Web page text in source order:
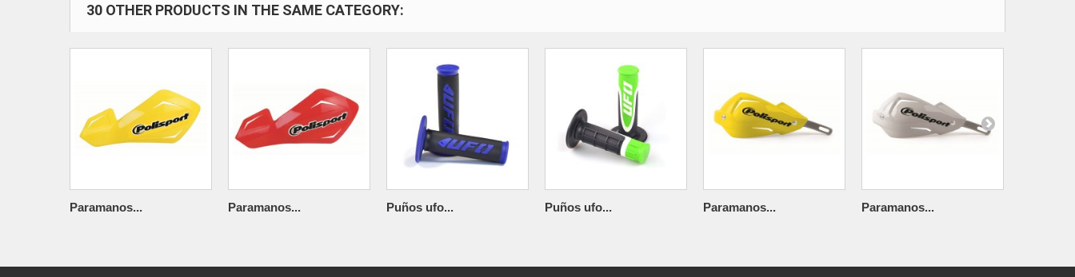
30 OTHER PRODUCTS IN THE SAME CATEGORY:
Paramanos... Paramanos... Puños ufo... Puños ufo... Paramanos... Paramanos...